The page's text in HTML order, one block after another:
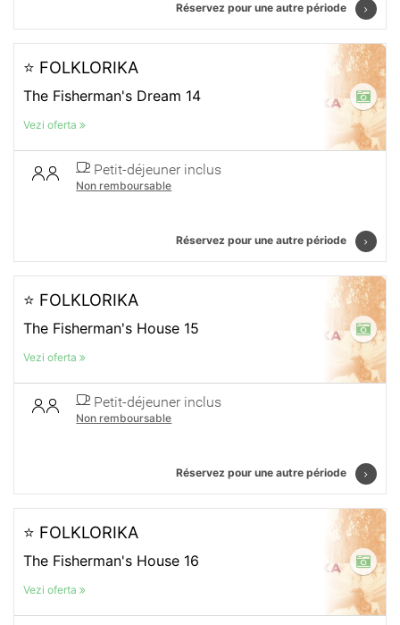
Réservez pour une autre période
⭐ FOLKLORIKA
The Fisherman's Dream 14
Vezi oferta
Petit-déjeuner inclus
Non remboursable
Réservez pour une autre période
⭐ FOLKLORIKA
The Fisherman's House 15
Vezi oferta
Petit-déjeuner inclus
Non remboursable
Réservez pour une autre période
⭐ FOLKLORIKA
The Fisherman's House 16
Vezi oferta